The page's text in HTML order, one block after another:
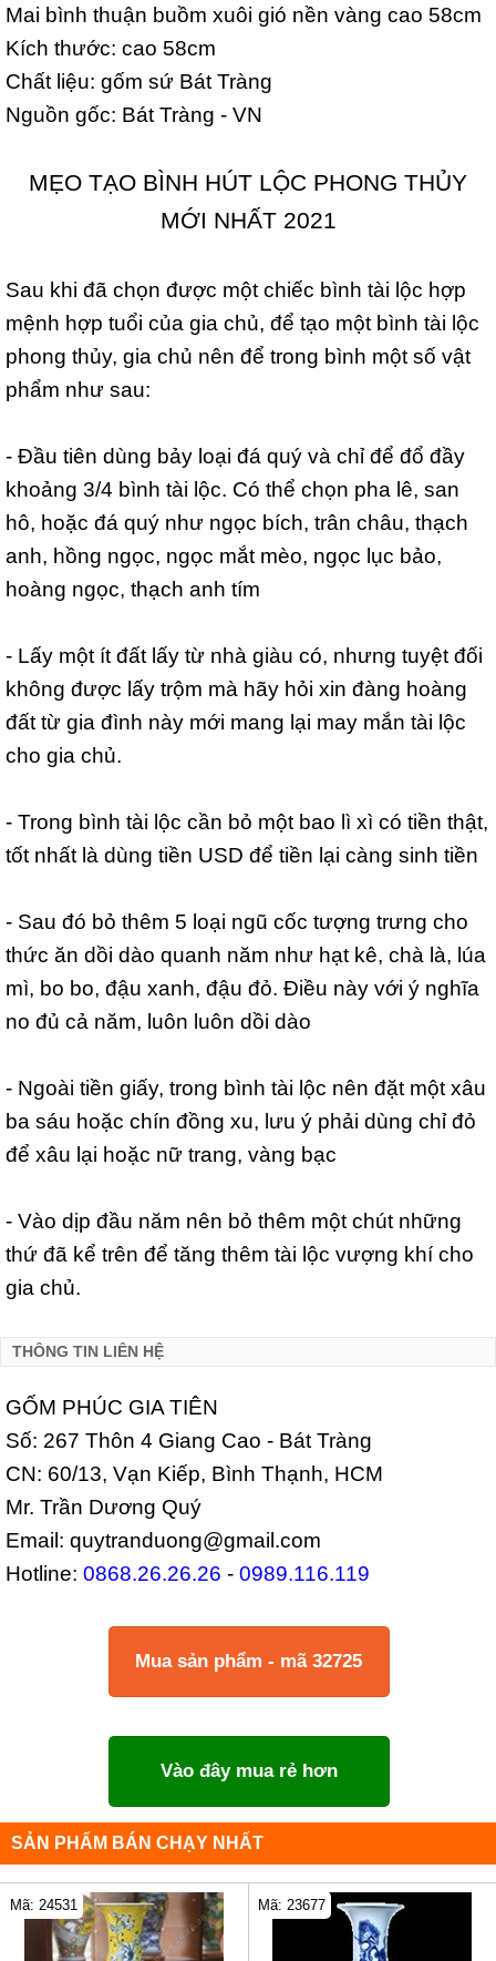
Mai bình thuận buồm xuôi gió nền vàng cao 58cm
Kích thước: cao 58cm
Chất liệu: gốm sứ Bát Tràng
Nguồn gốc: Bát Tràng - VN
MẸO TẠO BÌNH HÚT LỘC PHONG THỦY
MỚI NHẤT 2021
Sau khi đã chọn được một chiếc bình tài lộc hợp
mệnh hợp tuổi của gia chủ, để tạo một bình tài lộc
phong thủy, gia chủ nên để trong bình một số vật
phẩm như sau:
- Đầu tiên dùng bảy loại đá quý và chỉ để đổ đầy
khoảng 3/4 bình tài lộc. Có thể chọn pha lê, san
hô, hoặc đá quý như ngọc bích, trân châu, thạch
anh, hồng ngọc, ngọc mắt mèo, ngọc lục bảo,
hoàng ngọc, thạch anh tím
- Lấy một ít đất lấy từ nhà giàu có, nhưng tuyệt đối
không được lấy trộm mà hãy hỏi xin đàng hoàng
đất từ gia đình này mới mang lại may mắn tài lộc
cho gia chủ.
- Trong bình tài lộc cần bỏ một bao lì xì có tiền thật,
tốt nhất là dùng tiền USD để tiền lại càng sinh tiền
- Sau đó bỏ thêm 5 loại ngũ cốc tượng trưng cho
thức ăn dồi dào quanh năm như hạt kê, chà là, lúa
mì, bo bo, đậu xanh, đậu đỏ. Điều này với ý nghĩa
no đủ cả năm, luôn luôn dồi dào
- Ngoài tiền giấy, trong bình tài lộc nên đặt một xâu
ba sáu hoặc chín đồng xu, lưu ý phải dùng chỉ đỏ
để xâu lại hoặc nữ trang, vàng bạc
- Vào dịp đầu năm nên bỏ thêm một chút những
thứ đã kể trên để tăng thêm tài lộc vượng khí cho
gia chủ.
THÔNG TIN LIÊN HỆ
GỐM PHÚC GIA TIÊN
Số: 267 Thôn 4 Giang Cao - Bát Tràng
CN: 60/13, Vạn Kiếp, Bình Thạnh, HCM
Mr. Trần Dương Quý
Email: quytranduong@gmail.com
Hotline: 0868.26.26.26 - 0989.116.119
Mua sản phẩm - mã 32725
Vào đây mua rẻ hơn
SẢN PHẨM BÁN CHẠY NHẤT
Mã: 24531 Mã: 23677